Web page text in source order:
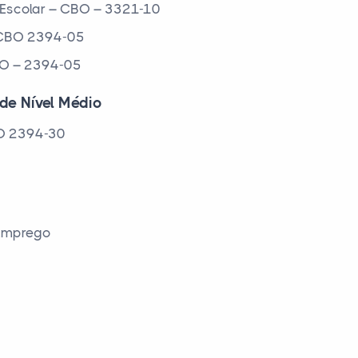
– CBO – 3321-10
2394-05
– 2394-05
Nível Médio
2394-30